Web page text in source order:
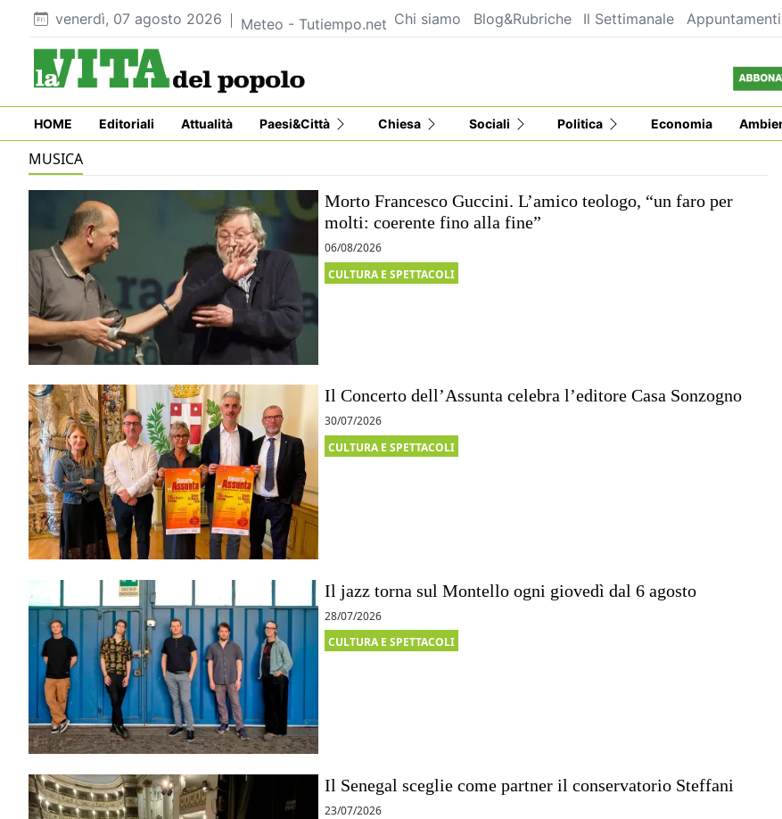
venerdì, 07 agosto 2026 Meteo - Tutiempo.net Chi siamo Blog&Rubriche Il Settimanale Appuntamenti
HOME Editoriali Attualità Paesi&Città Chiesa Sociali Politica Economia
MUSICA
Morto Francesco Guccini. L’amico teologo, “un faro per
molti: coerente fino alla fine”
06/08/2026
CULTURA E SPETTACOLI
Il Concerto dell’Assunta celebra l’editore Casa Sonzogno
30/07/2026
CULTURA E SPETTACOLI
Il jazz torna sul Montello ogni giovedì dal 6 agosto
28/07/2026
CULTURA E SPETTACOLI
Il Senegal sceglie come partner il conservatorio Steffani
23/07/2026